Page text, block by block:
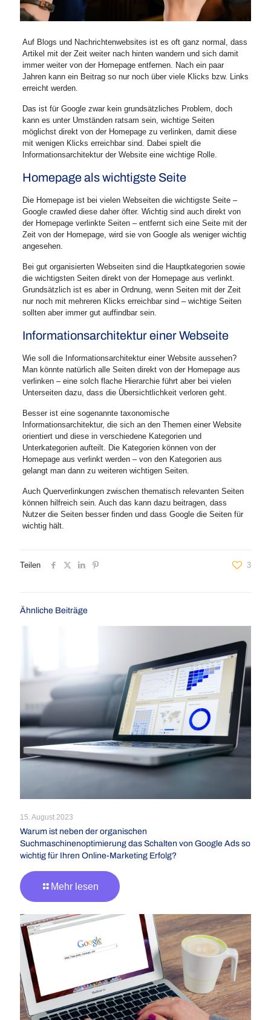
Auf Blogs und Nachrichtenwebsites ist es oft ganz normal, dass
Artikel mit der Zeit weiter nach hinten wandern und sich damit
immer weiter von der Homepage entfernen. Nach ein paar
Jahren kann ein Beitrag so nur noch über viele Klicks bzw. Links
erreicht werden.
Das ist für Google zwar kein grundsätzliches Problem, doch
kann es unter Umständen ratsam sein, wichtige Seiten
möglichst direkt von der Homepage zu verlinken, damit diese
mit wenigen Klicks erreichbar sind. Dabei spielt die
Informationsarchitektur der Website eine wichtige Rolle.
Homepage als wichtigste Seite
Die Homepage ist bei vielen Webseiten die wichtigste Seite –
Google crawled diese daher öfter. Wichtig sind auch direkt von
der Homepage verlinkte Seiten – entfernt sich eine Seite mit der
Zeit von der Homepage, wird sie von Google als weniger wichtig
angesehen.
Bei gut organisierten Webseiten sind die Hauptkategorien sowie
die wichtigsten Seiten direkt von der Homepage aus verlinkt.
Grundsätzlich ist es aber in Ordnung, wenn Seiten mit der Zeit
nur noch mit mehreren Klicks erreichbar sind – wichtige Seiten
sollten aber immer gut auffindbar sein.
Informationsarchitektur einer Webseite
Wie soll die Informationsarchitektur einer Website aussehen?
Man könnte natürlich alle Seiten direkt von der Homepage aus
verlinken – eine solch flache Hierarchie führt aber bei vielen
Unterseiten dazu, dass die Übersichtlichkeit verloren geht.
Besser ist eine sogenannte taxonomische
Informationsarchitektur, die sich an den Themen einer Website
orientiert und diese in verschiedene Kategorien und
Unterkategorien aufteilt. Die Kategorien können von der
Homepage aus verlinkt werden – von den Kategorien aus
gelangt man dann zu weiteren wichtigen Seiten.
Auch Querverlinkungen zwischen thematisch relevanten Seiten
können hilfreich sein. Auch das kann dazu beitragen, dass
Nutzer die Seiten besser finden und dass Google die Seiten für
wichtig hält.
Teilen 3
Ähnliche Beiträge
15. August 2023
Warum ist neben der organischen
Suchmaschinenoptimierung das Schalten von Google Ads so
wichtig für Ihren Online-Marketing Erfolg?
Mehr lesen